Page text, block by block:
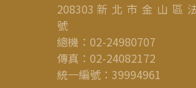
208303 新 北 市 金 山 區
號
總機：02-24980707
傳真：02-24082172
統一編號：39994961